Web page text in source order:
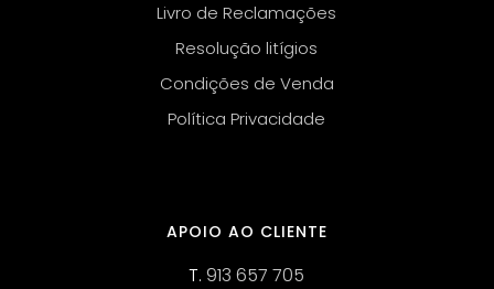
Livro de Reclamações
Resolução litígios
Condições de Venda
Política Privacidade
APOIO AO CLIENTE
T.913 657 705